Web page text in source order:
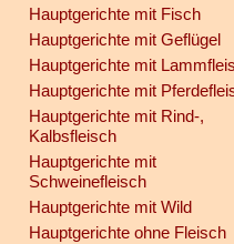
Hauptgerichte mit Fisch
Hauptgerichte mit Geflügel
Hauptgerichte mit
Hauptgerichte mit
Hauptgerichte mit Rind-,
Kalbsfleisch
Hauptgerichte mit
Schweinefleisch
Hauptgerichte mit Wild
Hauptgerichte ohne Fleisch